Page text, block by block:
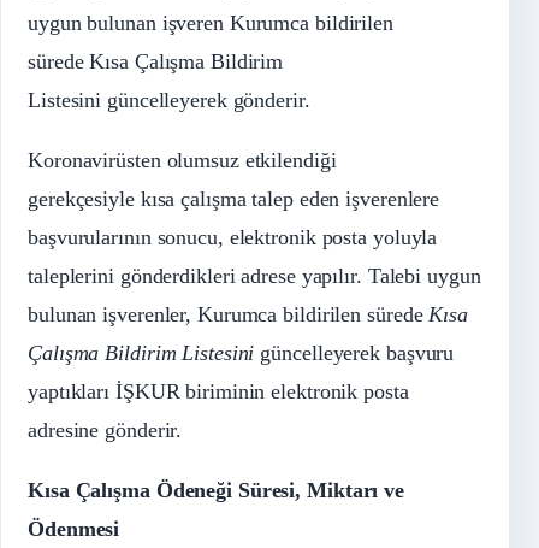
uygun bulunan işveren Kurumca bildirilen
sürede Kısa Çalışma Bildirim
Listesini güncelleyerek gönderir.
Koronavirüsten olumsuz etkilendiği
gerekçesiyle kısa çalışma talep eden işverenlere
başvurularının sonucu, elektronik posta yoluyla
taleplerini gönderdikleri adrese yapılır. Talebi uygun
bulunan işverenler, Kurumca bildirilen süredeKısa
Çalışma Bildirim Listesini güncelleyerek başvuru
yaptıkları İŞKUR biriminin elektronik posta
adresine gönderir.
Kısa Çalışma Ödeneği Süresi, Miktarı ve
Ödenmesi